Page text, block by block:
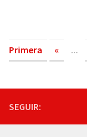
Primera
« ...
SEGUIR: